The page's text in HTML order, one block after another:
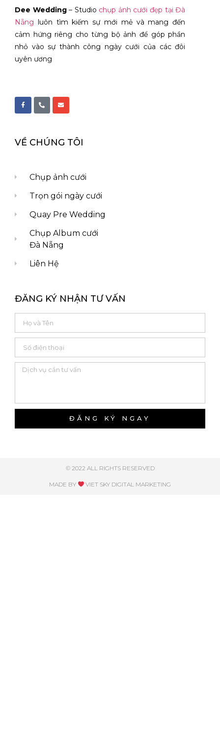
Dee Wedding– Studio chụp ảnh cưới đẹp tại Đà
Nẵng luôn tìm kiếm sự mới mẻ và mang đến
cảm hứng riêng cho từng bộ ảnh để góp phần
nhỏ vào sự thành công ngày cưới của các đôi
uyên ương
VỀ CHÚNG TÔI
Chụp ảnh cưới
Trọn gói ngày cưới
Quay Pre Wedding
Chụp Album cưới
Đà Nẵng
Liên Hệ
ĐĂNG KÝ NHẬN TƯ VẤN
ĐĂNG KÝ NGAY
© 2022 ALL RIGHTS RESERVED​
MADE BY VIET SKY DIGITAL MARKETING